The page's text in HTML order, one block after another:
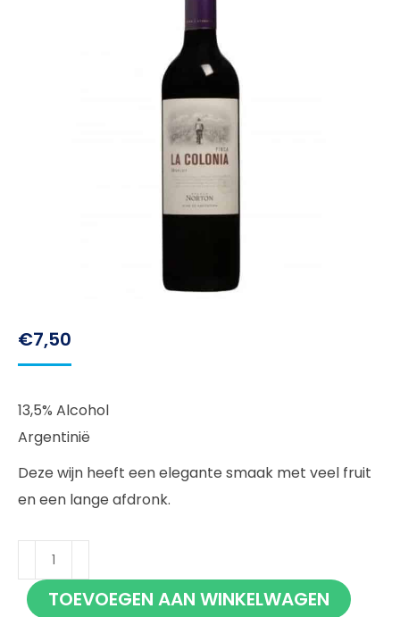
€7,50
13,5% Alcohol
Argentinië
Deze wijn heeft een elegante smaak met veel fruit
en een lange afdronk.
Norton
La
ColoniaTOEVOEGEN AAN WINKELWAGEN